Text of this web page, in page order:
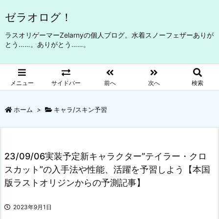
ゼラオログ！
ラスオリゲーマーZelarnyの個人ブログ。水着スノーフェザーありが
とう……。ありがとう……。
メニュー サイドバー 前へ 次へ 検索
ホーム > キャラ/スキン予習
23/09/06実装予定新キャラクター”テイラー・クロ
スカット”の入手法や性能、活躍を予習しよう【本国
版ラストオリジンからの予測記事】
2023年9月1日